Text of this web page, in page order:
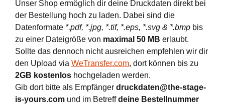
Unser Shop ermöglich dir deine Druckdaten direkt bei
der Bestellung hoch zu laden. Dabei sind die
Datenformate *.pdf, *.jpg, *.tif, *.eps, *.svg & *.bmp bis
zu einer Dateigröße von maximal 50 MB erlaubt.
Sollte das dennoch nicht ausreichen empfehlen wir dir
den Upload via WeTransfer.com, dort können bis zu
2GB kostenlos hochgeladen werden.
Gib dort bitte als Empfänger druckdaten@the-stage-
is-yours.com und im Betreffdeine Bestellnummer